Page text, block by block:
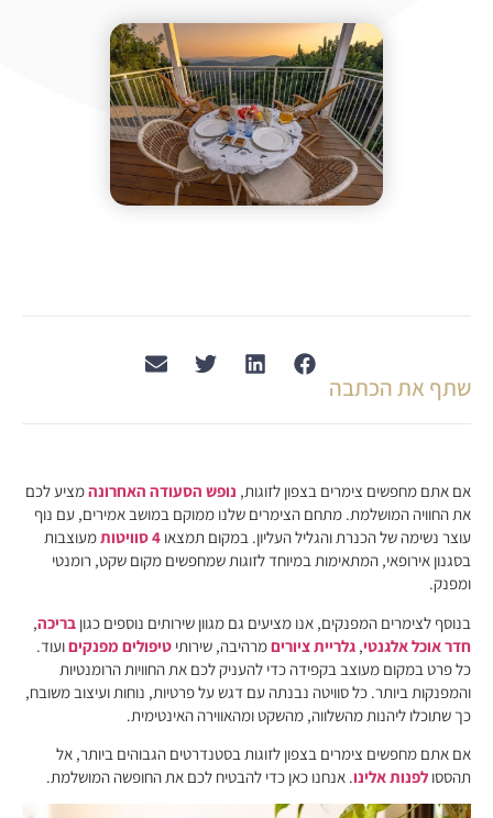
שתף את הכתבה
אם אתם מחפשים צימרים בצפון לזוגות, נופש הסעודה האחרונהמציע לכם
את החוויה המושלמת. מתחם הצימרים שלנו ממוקם במושב אמירים, עם נוף
עוצר נשימה של הכנרת והגליל העליון. במקום תמצאו
מעוצבות
בסגנון אירופאי, המתאימות במיוחד לזוגות שמחפשים מקום שקט, רומנטי
ומפנק.
בנוסף לצימרים המפנקים, אנו מציעים גם מגוון שירותים נוספים כגון בריכה,
חדר אוכל אלגנטי, גלריית ציוריםמרהיבה, שירותי טיפולים מפנקיםועוד.
כל פרט במקום מעוצב בקפידה כדי להעניק לכם את החוויות הרומנטיות
והמפנקות ביותר. כל סוויטה נבנתה עם דגש על פרטיות, נוחות ועיצוב משובח,
כך שתוכלו ליהנות מהשלווה, מהשקט ומהאווירה האינטימית.
אם אתם מחפשים צימרים בצפון לזוגות בסטנדרטים הגבוהים ביותר, אל
תהססו לפנות אלינו. אנחנו כאן כדי להבטיח לכם את החופשה המושלמת.